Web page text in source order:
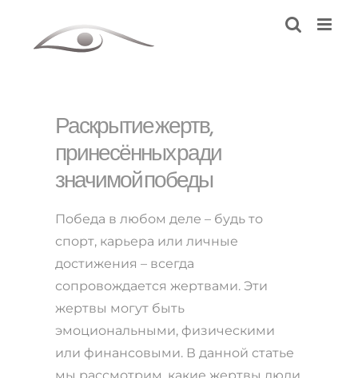
content
Раскрытие жертв,
принесённых ради
значимой победы
Победа в любом деле – будь то
спорт, карьера или личные
достижения – всегда
сопровождается жертвами. Эти
жертвы могут быть
эмоциональными, физическими
или финансовыми. В данной статье